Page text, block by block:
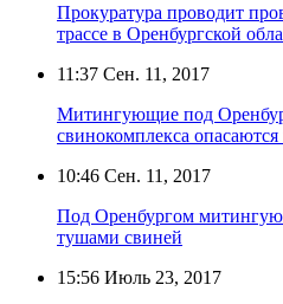
Прокуратура проводит
трассе в Оренбургской
11:37 Сен. 11, 2017
Митингующие под
свинокомплекса
10:46 Сен. 11, 2017
Под Оренбургом
тушами свиней
15:56 Июль 23, 2017